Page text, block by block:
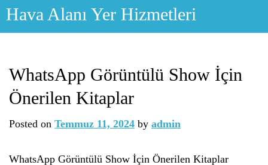
Skip
Hava Alanı Yer Hizmetleri
WhatsApp Görüntülü Show İçin
Önerilen Kitaplar
Posted on Temmuz 11, 2024 by admin
WhatsApp Görüntülü Show İçin Önerilen Kitaplar